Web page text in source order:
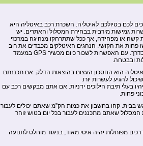
לכם בטיולכם לאיטליה. השכרת רכב באיטליה היא
גמישות מירבית בבחירת המסלול והאתרים. יש
קשה או מפחידה, אך ככל שתתרחקו מנהיגה במרכזי
פחות את הקושי. הנהגים האיטלקים מכבדים את רוב
חוקי התנועה ואת המשתמשים האחרים בדרך. עם האפשרות לשכור כיום מכשיר GPS במעמד
ובבטחה.
באיטליה הוא החסכון העצום בהוצאות הדלק. אם תכננתם
להגיע לעשרות יורו.
בעלי תיבת הילוכים ידניות. אם אתם מבקשים רכב עם
פחות.
בבית. קחו בחשבון את כמות הק”מ שאתם יכולים לעבור
המסלול שאתם מתכננים לעבור בכל יום בטוש זוהר
מפותלות יהיה איטי מאוד, בניגוד מוחלט לתנועה